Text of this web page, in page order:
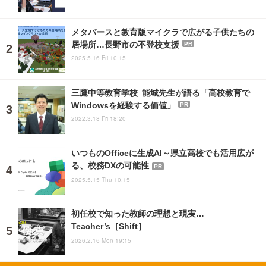
メタバースと教育版マイクラで広がる子供たちの
居場所…長野市の不登校支援
PR
2025.5.16 Fri 10:15
三鷹中等教育学校 能城先生が語る「高校教育で
Windowsを経験する価値」
PR
2022.3.18 Fri 18:20
いつものOfficeに生成AI～県立高校でも活用広が
る、校務DXの可能性
PR
2025.5.15 Thu 10:15
初任校で知った教師の理想と現実…
Teacher’s［Shift］
2026.2.16 Mon 19:15